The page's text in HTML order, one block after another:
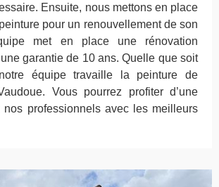
Ensuite, nous mettons en place
pour un renouvellement de son
met en place une rénovation
garantie de 10 ans. Quelle que soit
équipe travaille la peinture de
Vous pourrez profiter d’une
nos professionnels avec les meilleurs